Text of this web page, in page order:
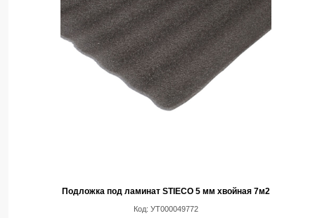
Подложка под ламинат STIECO 5 мм хвойная 7м2
Код: УТ000049772